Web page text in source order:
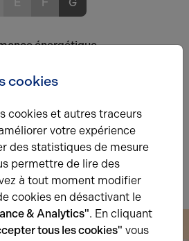
énergétique
à effet de serre
cookies
cookies et autres traceurs
votre expérience
des statistiques de mesure
permettre de lire des
à tout moment modifier
cookies en désactivant le
& Analytics". En cliquant
tous les cookies" vous